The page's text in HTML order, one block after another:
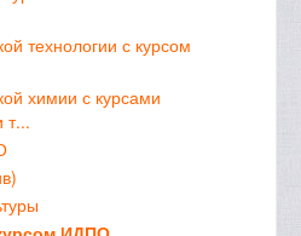
технологии с курсом
химии с курсами
т...